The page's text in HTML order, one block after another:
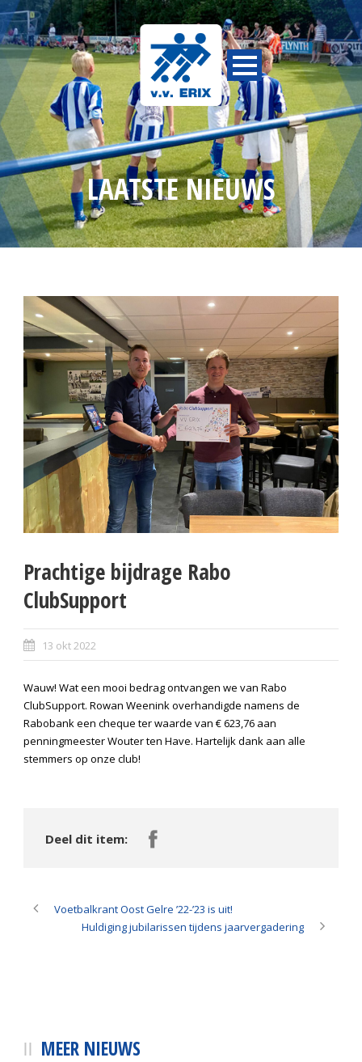
LAATSTE NIEUWS
Prachtige bijdrage Rabo
ClubSupport
13 okt 2022
Wauw! Wat een mooi bedrag ontvangen we van Rabo
ClubSupport. Rowan Weenink overhandigde namens de
Rabobank een cheque ter waarde van € 623,76 aan
penningmeester Wouter ten Have. Hartelijk dank aan alle
stemmers op onze club!
Deel dit item:
Voetbalkrant Oost Gelre ’22-’23 is uit!
Huldiging jubilarissen tijdens jaarvergadering
MEER NIEUWS